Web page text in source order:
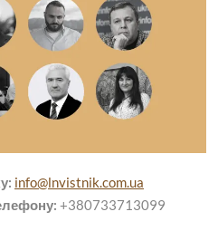
info@lnvistnik.com.ua
+380733713099